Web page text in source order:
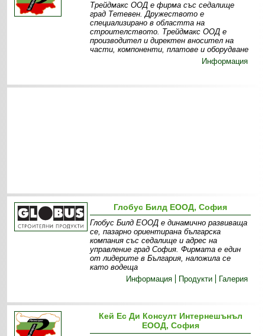
Трейдмакс ООД е фирма със седалище
град Тетевен. Дружеството е
специализирано в областта на
строителството. Трейдмакс ООД е
производител и директен вносител на
части, компоненти, платове и оборудване
Информация
Глобус Билд ЕООД, София
Глобус Билд ЕООД е динамично развиваща
се, пазарно ориентирана българска
компания със седалище и адрес на
управление град София. Фирмата е един
от лидерите в България, наложила се
като водеща
Информация
Продукти Галерия
Кей Ес Ди Консулт Интернешънъл
ЕООД, София